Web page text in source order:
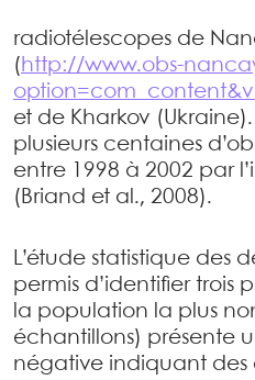
radiotélescopes de
( http://www.obs-
et de Kharkov
plusieurs centaines
entre 1998 à 2002 par
(Briand et al., 2008).
L’étude statistique des
permis d’identifier trois
la population la plus
échantillons) présente
négative indiquant des